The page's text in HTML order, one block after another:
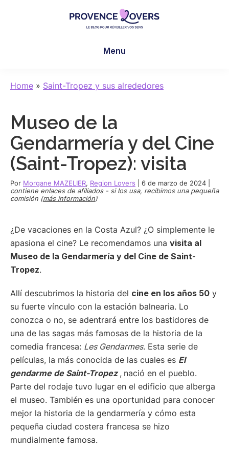
en
Le
de
Claire
Manu
Menu
Home » Saint-Tropez y sus alrededores
Museo de la
Gendarmería y del Cine
(Saint-Tropez): visita
Por Morgane MAZELIER, Region Lovers 6 de marzo de 2024
contiene enlaces de afiliados - si los usa, recibimos una pequeña
comisión (más información)
¿De vacaciones en la Costa Azul? ¿O simplemente le
apasiona el cine? Le recomendamos una visita al
Museo de la Gendarmería y del Cine de Saint-
Tropez.
Allí descubrimos la historia del cine en los años 50 y
su fuerte vínculo con la estación balnearia. Lo
conozca o no, se adentrará entre los bastidores de
una de las sagas más famosas de la historia de la
comedia francesa: Les Gendarmes. Esta serie de
películas, la más conocida de las cuales es El
gendarme de Saint-Tropez , nació en el pueblo.
Parte del rodaje tuvo lugar en el edificio que alberga
el museo. También es una oportunidad para conocer
mejor la historia de la gendarmería y cómo esta
pequeña ciudad costera francesa se hizo
mundialmente famosa.